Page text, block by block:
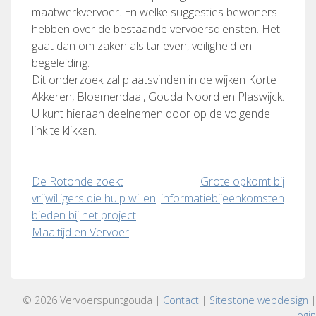
maatwerkvervoer. En welke suggesties bewoners
hebben over de bestaande vervoersdiensten. Het
gaat dan om zaken als tarieven, veiligheid en
begeleiding.
Dit onderzoek zal plaatsvinden in de wijken Korte
Akkeren, Bloemendaal, Gouda Noord en Plaswijck.
U kunt hieraan deelnemen door op de volgende
link te klikken.
Bericht
navigatie
De Rotonde zoekt
vrijwilligers die hulp willen
bieden bij het project
Maaltijd en Vervoer
Grote opkomt bij
informatiebijeenkomsten
© 2026 Vervoerspuntgouda | Contact | Sitestone webdesign |